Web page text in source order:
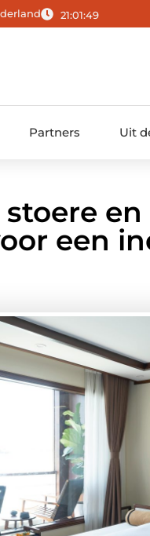
21:01:50
Partners Uit
een